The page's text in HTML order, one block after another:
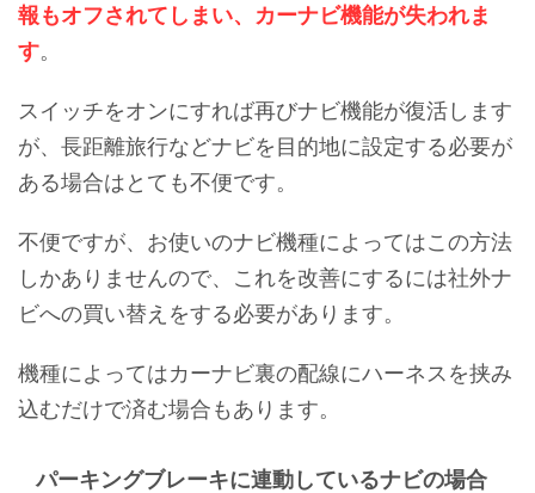
報もオフされてしまい、カーナビ機能が失われま
す。
スイッチをオンにすれば再びナビ機能が復活します
が、長距離旅行などナビを目的地に設定する必要が
ある場合はとても不便です。
不便ですが、お使いのナビ機種によってはこの方法
しかありませんので、これを改善にするには社外ナ
ビへの買い替えをする必要があります。
機種によってはカーナビ裏の配線にハーネスを挟み
込むだけで済む場合もあります。
パーキングブレーキに連動しているナビの場合